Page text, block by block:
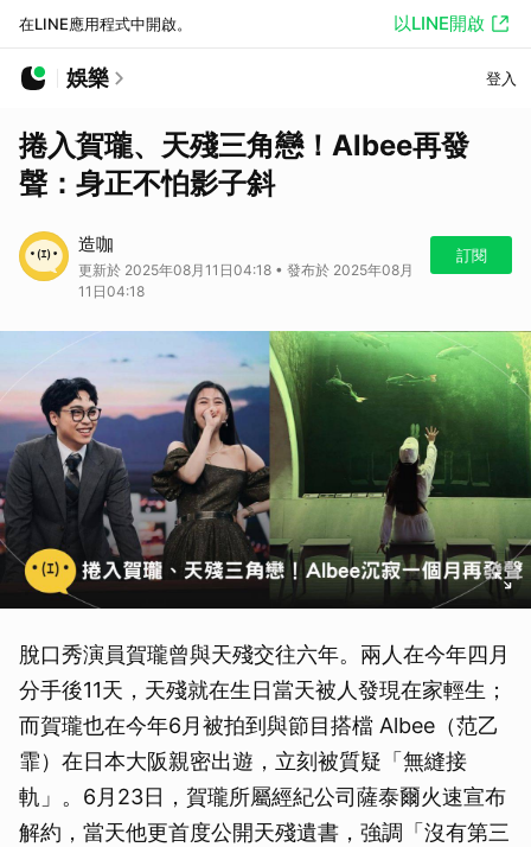
在LINE應用程式中開啟。 以LINE開啟
娛樂 登入
捲入賀瓏、天殘三角戀！Albee再發
聲：身正不怕影子斜
造咖
更新於 2025年08月11日04:18 • 發布於 2025年08月
11日04:18
訂閱
脫口秀演員賀瓏曾與天殘交往六年。兩人在今年四月
分手後11天，天殘就在生日當天被人發現在家輕生；
而賀瓏也在今年6月被拍到與節目搭檔 Albee（范乙
霏）在日本大阪親密出遊，立刻被質疑「無縫接
軌」。6月23日，賀瓏所屬經紀公司薩泰爾火速宣布
解約，當天他更首度公開天殘遺書，強調「沒有第三